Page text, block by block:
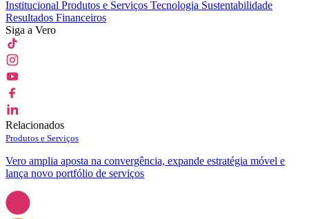
Institucional Produtos e Serviços Tecnologia Sustentabilidade
Resultados Financeiros
Siga a Vero
Relacionados
Produtos e Serviços
Vero amplia aposta na convergência, expande estratégia móvel e
lança novo portfólio de serviços